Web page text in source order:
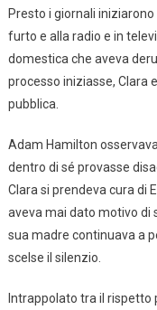
Presto i giornali
furto e alla radio e in
domestica che aveva
processo iniziasse, Clara
pubblica.
Adam Hamilton
dentro di sé provasse
Clara si prendeva cura di
aveva mai dato motivo di
sua madre continuava a
scelse il silenzio.
Intrappolato tra il rispetto